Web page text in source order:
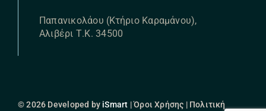
Παπανικολάου (Κτήριο Καραμάνου),
Αλιβέρι Τ.Κ. 34500
© 2026 Developed by iSmart | Όροι Χρήσης | Πολιτική